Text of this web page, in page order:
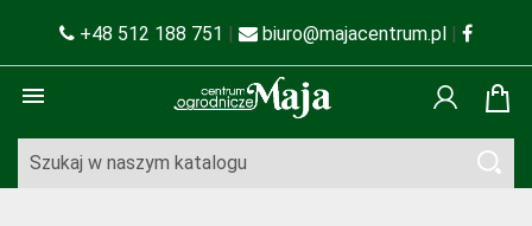
+48 512 188 751 | biuro@majacentrum.pl |
